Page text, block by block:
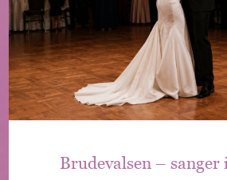
Brudevalsen – sanger